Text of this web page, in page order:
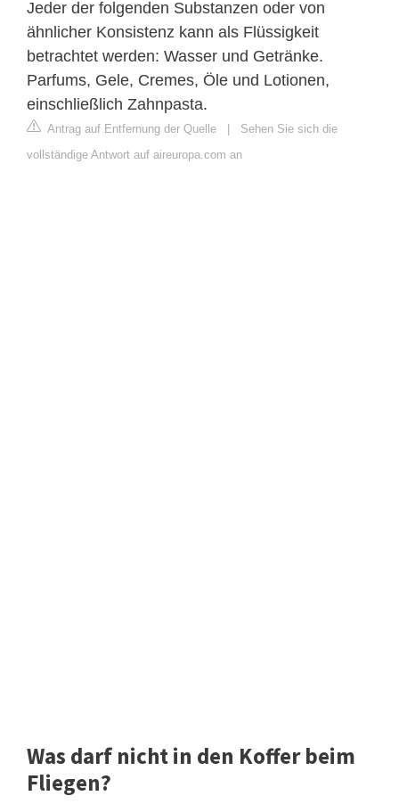
Jeder der folgenden Substanzen oder von
ähnlicher Konsistenz kann als Flüssigkeit
betrachtet werden: Wasser und Getränke.
Parfums, Gele, Cremes, Öle und Lotionen,
einschließlich Zahnpasta.
Antrag auf Entfernung der Quelle | Sehen Sie sich die
vollständige Antwort auf aireuropa.com an
Was darf nicht in den Koffer beim
Fliegen?